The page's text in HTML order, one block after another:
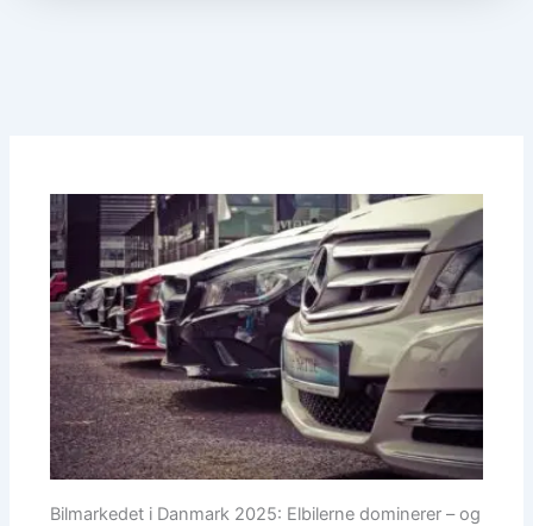
Bilmarkedet i Danmark 2025: Elbilerne dominerer – og